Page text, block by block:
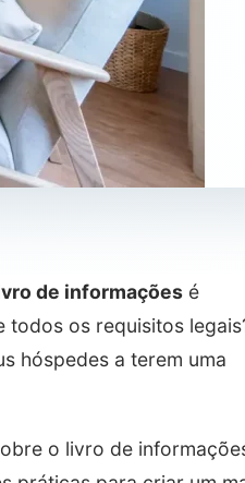
de informações é
os requisitos
hóspedes a terem uma
o livro de